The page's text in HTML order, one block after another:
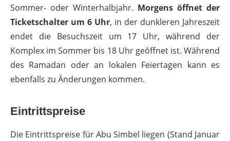
Sommer- oder Winterhalbjahr. Morgens öffnet der
Ticketschalter um 6 Uhr, in der dunkleren Jahreszeit
endet die Besuchszeit um 17 Uhr, während der
Komplex im Sommer bis 18 Uhr geöffnet ist. Während
des Ramadan oder an lokalen Feiertagen kann es
ebenfalls zu Änderungen kommen.
Eintrittspreise
Die Eintrittspreise für Abu Simbel liegen (Stand Januar